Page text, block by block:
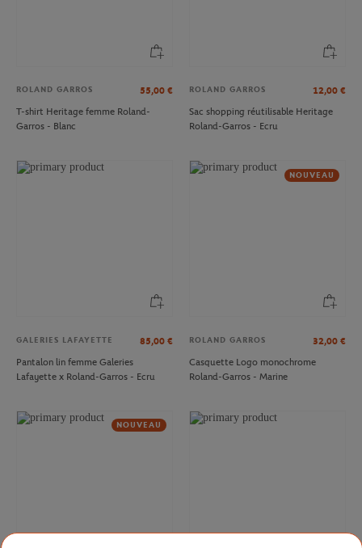
ROLAND GARROS 55,00 €
T-shirt Heritage femme Roland-
Garros - Blanc
ROLAND GARROS 12,00 €
Sac shopping réutilisable Heritage
Roland-Garros - Ecru
GALERIES LAFAYETTE 85,00 €
Pantalon lin femme Galeries
Lafayette x Roland-Garros - Ecru
NOUVEAU
ROLAND GARROS 32,00 €
Casquette Logo monochrome
Roland-Garros - Marine
NOUVEAU